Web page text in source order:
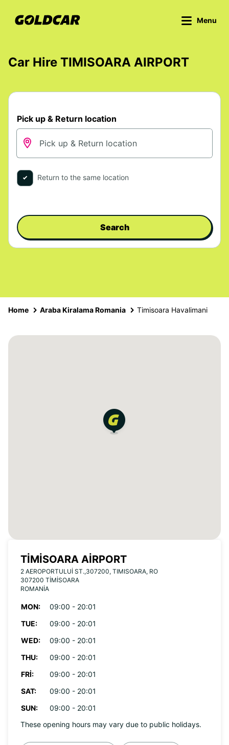
Menu
Car Hire TIMISOARA AIRPORT
Pick up & Return location
Return to the same location
Search
Home Araba Kiralama Romania Timisoara Havalimani
TIMISOARA AIRPORT
2 AEROPORTULUI ST.,307200, TIMISOARA, RO
307200 TIMISOARA
ROMANIA
MON:
09:00 - 20:01
TUE:
09:00 - 20:01
WED:
09:00 - 20:01
THU:
09:00 - 20:01
FRI:
09:00 - 20:01
SAT:
09:00 - 20:01
SUN:
09:00 - 20:01
These opening hours may vary due to public holidays.